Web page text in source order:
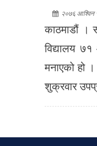
२०७६ आश्विन
काठमाडौं ।
विद्यालय
मनाएको हो
शुक्रवार